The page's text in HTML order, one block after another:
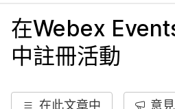
在Webex
中註冊活動
在此文章中 意